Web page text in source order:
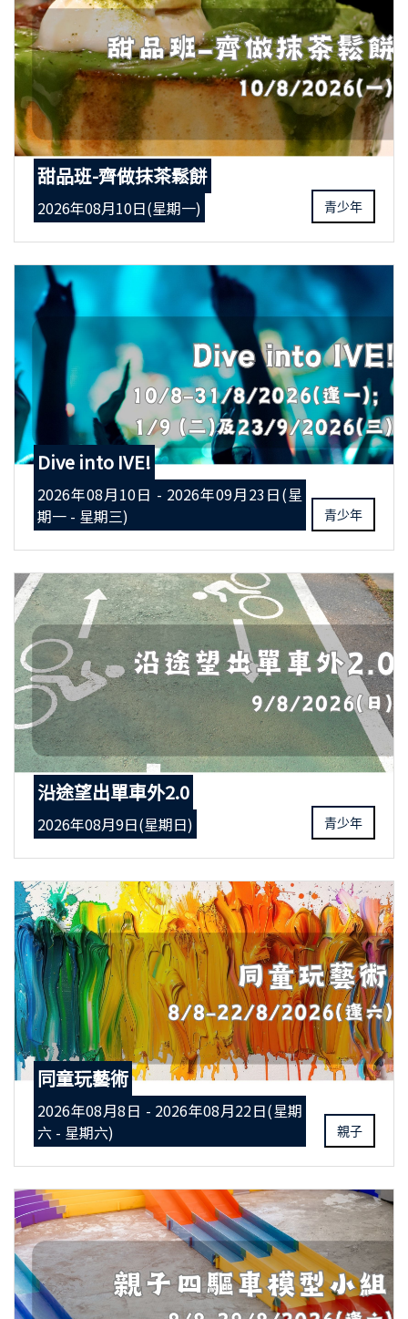
甜品班-齊做抹茶鬆餅
2026年08月10日(星期一) 青少年
Dive into IVE!
2026年08月10日 - 2026年09月23日(星
期一 - 星期三)
青少年
沿途望出單車外2.0
2026年08月9日(星期日) 青少年
同童玩藝術
2026年08月8日 - 2026年08月22日(星期
六 - 星期六)
親子